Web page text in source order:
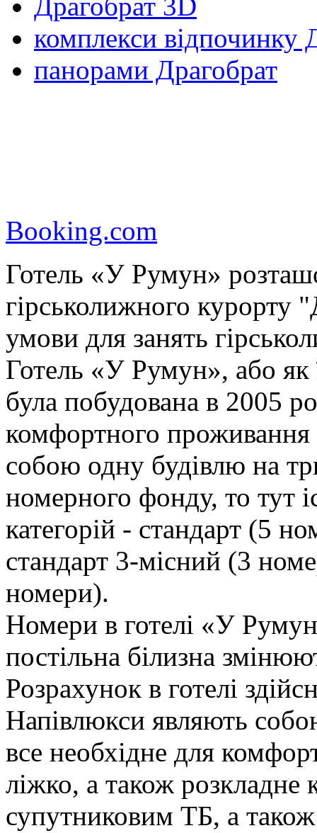
комплекси відпочинку
панорами Драгобрат
Booking.com
Готель «У Румун»
гірськолижного курорту
умови для занять
Готель «У Румун», або як
була побудована в 2005
комфортного проживання
собою одну будівлю на
номерного фонду, то тут
категорій - стандарт (5
стандарт 3-місний (3
номери).
Номери в готелі «У
постільна білизна
Розрахунок в готелі
Напівлюкси являють
все необхідне для
ліжко, а також розкладне
супутниковим ТБ, а